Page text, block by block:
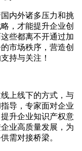
内外诸多压力和挑
，才能提升企业创
些都离不开通过加
市场秩序，营造创
持与关注！
上线下的方式，与
导，专家面对企业
升企业知识产权意
业高质量发展，为
需对接桥梁。